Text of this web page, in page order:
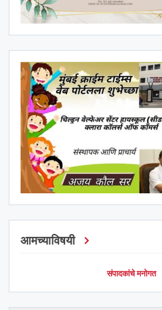
आमच्याविषयी
संपादकांचे मनोगत